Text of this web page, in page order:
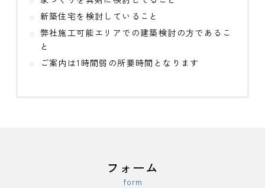
新築住宅を検討していること
弊社施工可能エリアでの建築検討の方であるこ
と
ご案内は1時間弱の所要時間となります
フォーム
form